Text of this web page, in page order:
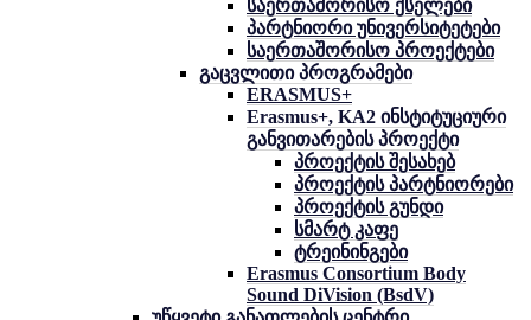
საერთაშორისო ქსელები
პარტნიორი უნივერსიტეტები
საერთაშორისო პროექტები
გაცვლითი პროგრამები
ERASMUS+
Erasmus+, KA2 ინსტიტუციური
განვითარების პროექტი
პროექტის შესახებ
პროექტის პარტნიორები
პროექტის გუნდი
სმარტ კაფე
ტრეინინგები
Erasmus Consortium Body
Sound DiVision (BsdV)